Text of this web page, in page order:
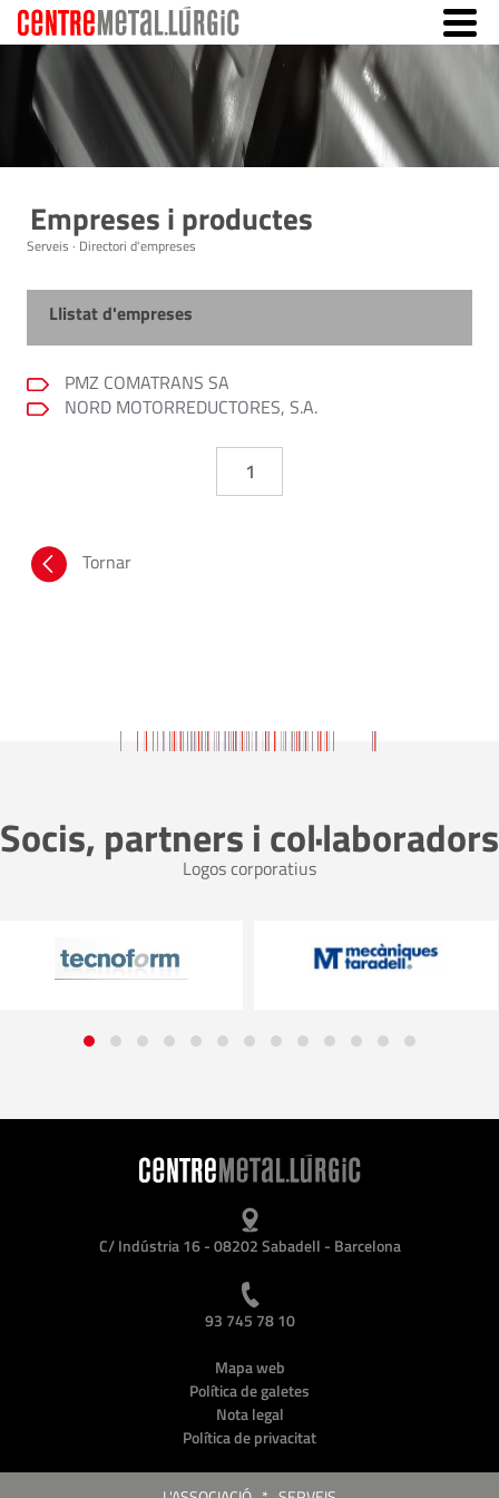
Empreses i productes
Serveis · Directori d'empreses
Llistat d'empreses
PMZ COMATRANS SA
NORD MOTORREDUCTORES, S.A.
1
Tornar
Socis, partners i col·laboradors
Logos corporatius
C/ Indústria 16 - 08202 Sabadell - Barcelona
93 745 78 10
Mapa web
Política de galetes
Nota legal
Política de privacitat